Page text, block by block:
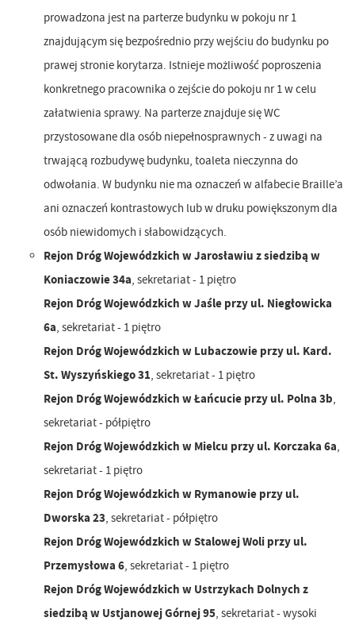
prowadzona jest na parterze budynku w pokoju nr 1
znajdującym się bezpośrednio przy wejściu do budynku po
prawej stronie korytarza. Istnieje możliwość poproszenia
konkretnego pracownika o zejście do pokoju nr 1 w celu
załatwienia sprawy. Na parterze znajduje się WC
przystosowane dla osób niepełnosprawnych - z uwagi na
trwającą rozbudywę budynku, toaleta nieczynna do
odwołania. W budynku nie ma oznaczeń w alfabecie Braille’a
ani oznaczeń kontrastowych lub w druku powiększonym dla
osób niewidomych i słabowidzących.
Rejon Dróg Wojewódzkich w Jarosławiu z siedzibą w
Koniaczowie 34a, sekretariat - 1 piętro
Rejon Dróg Wojewódzkich w Jaśle przy ul. Niegłowicka
6a, sekretariat - 1 piętro
Rejon Dróg Wojewódzkich w Lubaczowie przy ul. Kard.
St. Wyszyńskiego 31, sekretariat - 1 piętro
Rejon Dróg Wojewódzkich w Łańcucie przy ul. Polna 3b,
sekretariat - półpiętro
Rejon Dróg Wojewódzkich w Mielcu przy ul. Korczaka 6a,
sekretariat - 1 piętro
Rejon Dróg Wojewódzkich w Rymanowie przy ul.
Dworska 23, sekretariat - półpiętro
Rejon Dróg Wojewódzkich w Stalowej Woli przy ul.
Przemysłowa 6, sekretariat - 1 piętro
Rejon Dróg Wojewódzkich w Ustrzykach Dolnych z
siedzibą w Ustjanowej Górnej 95, sekretariat - wysoki